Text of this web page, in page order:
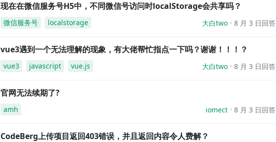
现在在微信服务号H5中，不同微信号访问时localStorage会共享吗？
微信服务号 localstorage 大白two 8 月 3 日回答
vue3遇到一个无法理解的现象，有大佬帮忙指点一下吗？谢谢！！！？
vue3 javascript vue.js 大白two 8 月 3 日回答
官网无法续期了?
amh iomect 8 月 3 日回答
CodeBerg上传项目返回403错误，并且返回内容令人费解？